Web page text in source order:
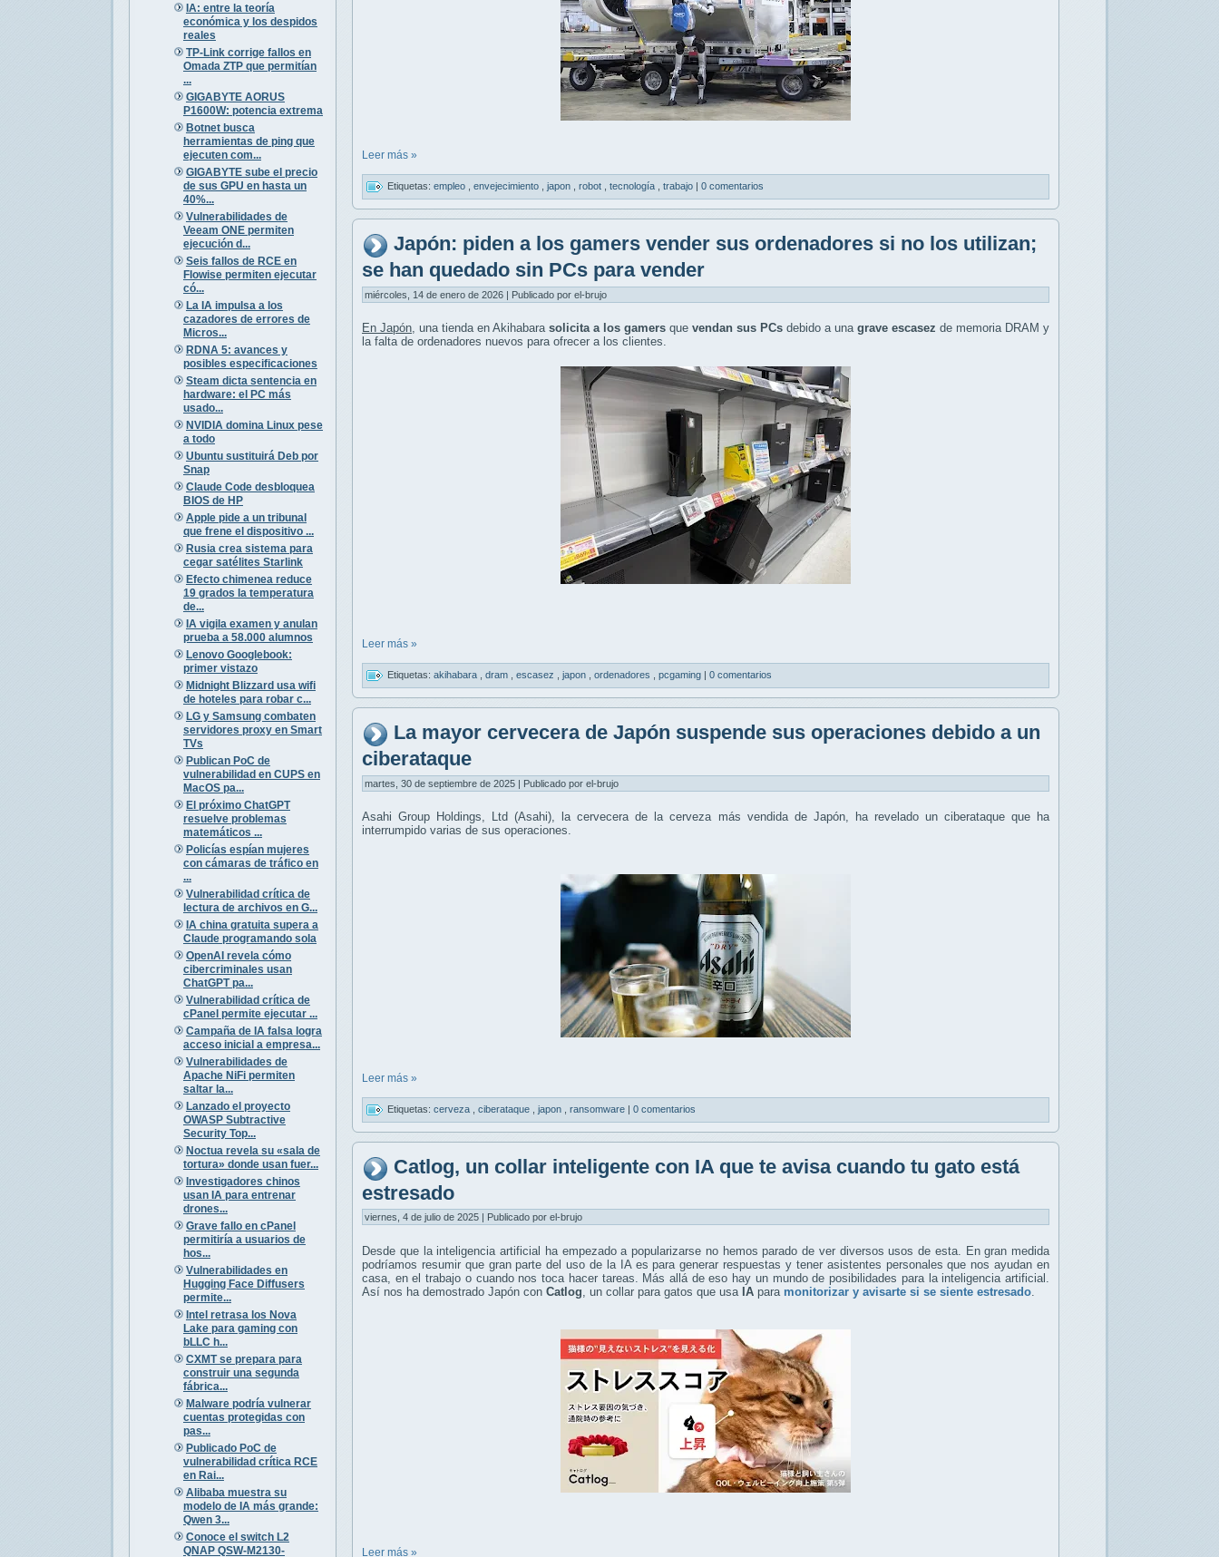
IA: entre la teoría
económica y los despidos
reales
TP-Link corrige fallos en
Omada ZTP que permitían
...
GIGABYTE AORUS
P1600W: potencia extrema
Botnet busca
herramientas de ping que
ejecuten com...
GIGABYTE sube el precio
de sus GPU en hasta un
40%...
Vulnerabilidades de
Veeam ONE permiten
ejecución d...
Seis fallos de RCE en
Flowise permiten ejecutar
có...
La IA impulsa a los
cazadores de errores de
Micros...
RDNA 5: avances y
posibles especificaciones
Steam dicta sentencia en
hardware: el PC más
usado...
NVIDIA domina Linux pese
a todo
Ubuntu sustituirá Deb por
Snap
Claude Code desbloquea
BIOS de HP
Apple pide a un tribunal
que frene el dispositivo ...
Rusia crea sistema para
cegar satélites Starlink
Efecto chimenea reduce
19 grados la temperatura
de...
IA vigila examen y anulan
prueba a 58.000 alumnos
Lenovo Googlebook:
primer vistazo
Midnight Blizzard usa wifi
de hoteles para robar c...
LG y Samsung combaten
servidores proxy en Smart
TVs
Publican PoC de
vulnerabilidad en CUPS en
MacOS pa...
El próximo ChatGPT
resuelve problemas
matemáticos ...
Policías espían mujeres
con cámaras de tráfico en
...
Vulnerabilidad crítica de
lectura de archivos en G...
IA china gratuita supera a
Claude programando sola
OpenAI revela cómo
cibercriminales usan
ChatGPT pa...
Vulnerabilidad crítica de
cPanel permite ejecutar ...
Campaña de IA falsa logra
acceso inicial a empresa...
Vulnerabilidades de
Apache NiFi permiten
saltar la...
Lanzado el proyecto
OWASP Subtractive
Security Top...
Noctua revela su «sala de
tortura» donde usan fuer...
Investigadores chinos
usan IA para entrenar
drones...
Grave fallo en cPanel
permitiría a usuarios de
hos...
Vulnerabilidades en
Hugging Face Diffusers
permite...
Intel retrasa los Nova
Lake para gaming con
bLLC h...
CXMT se prepara para
construir una segunda
fábrica...
Malware podría vulnerar
cuentas protegidas con
pas...
Publicado PoC de
vulnerabilidad crítica RCE
en Rai...
Alibaba muestra su
modelo de IA más grande:
Qwen 3...
Conoce el switch L2
QNAP QSW-M2130-
Leer más »
Etiquetas: empleo envejecimiento japon robot tecnología trabajo | 0 comentarios
Japón: piden a los gamers vender sus ordenadores si no los utilizan;
se han quedado sin PCs para vender
miércoles, 14 de enero de 2026 | Publicado por el-brujo
En Japón, una tienda en Akihabara solicita a los gamers que vendan sus PCs debido a una grave escasez de memoria DRAM y
la falta de ordenadores nuevos para ofrecer a los clientes.
Leer más »
Etiquetas: akihabara dram escasez japon ordenadores pcgaming | 0 comentarios
La mayor cervecera de Japón suspende sus operaciones debido a un
ciberataque
martes, 30 de septiembre de 2025 | Publicado por el-brujo
Asahi Group Holdings, Ltd (Asahi), la cervecera de la cerveza más vendida de Japón, ha revelado un ciberataque que ha
interrumpido varias de sus operaciones.
Leer más »
Etiquetas: cerveza ciberataque japon ransomware | 0 comentarios
Catlog, un collar inteligente con IA que te avisa cuando tu gato está
estresado
viernes, 4 de julio de 2025 | Publicado por el-brujo
Desde que la inteligencia artificial ha empezado a popularizarse no hemos parado de ver diversos usos de esta. En gran medida
podríamos resumir que gran parte del uso de la IA es para generar respuestas y tener asistentes personales que nos ayudan en
casa, en el trabajo o cuando nos toca hacer tareas. Más allá de eso hay un mundo de posibilidades para la inteligencia artificial.
Así nos ha demostrado Japón con Catlog , un collar para gatos que usa IA para monitorizar y avisarte si se siente estresado
Leer más »